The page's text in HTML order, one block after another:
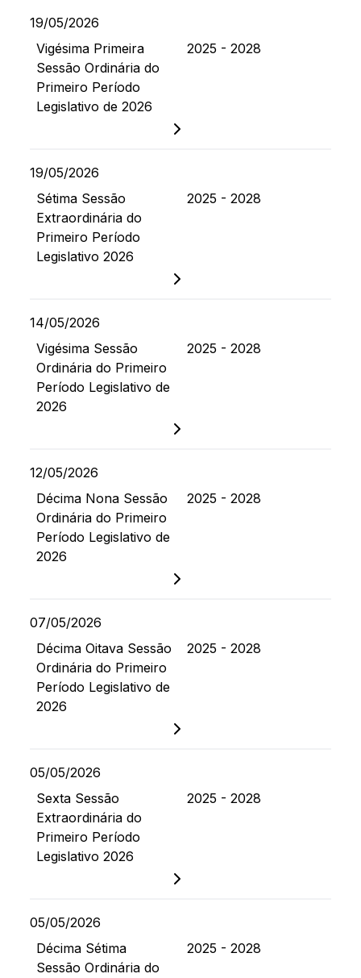
19/05/2026
Vigésima Primeira
Sessão Ordinária do
Primeiro Período
Legislativo de 2026
2025 - 2028
19/05/2026
Sétima Sessão
Extraordinária do
Primeiro Período
Legislativo 2026
2025 - 2028
14/05/2026
Vigésima Sessão
Ordinária do Primeiro
Período Legislativo de
2026
2025 - 2028
12/05/2026
Décima Nona Sessão
Ordinária do Primeiro
Período Legislativo de
2026
2025 - 2028
07/05/2026
Décima Oitava Sessão
Ordinária do Primeiro
Período Legislativo de
2026
2025 - 2028
05/05/2026
Sexta Sessão
Extraordinária do
Primeiro Período
Legislativo 2026
2025 - 2028
05/05/2026
Décima Sétima
Sessão Ordinária do
2025 - 2028